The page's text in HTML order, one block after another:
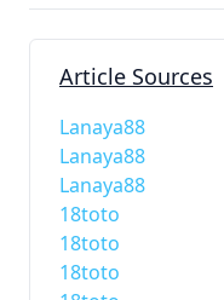
Article Sources
Lanaya88
Lanaya88
Lanaya88
18toto
18toto
18toto